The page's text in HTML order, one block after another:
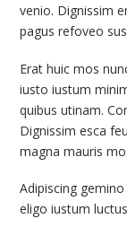
venio. Dignissim
pagus refoveo
Erat huic mos
iusto iustum
quibus utinam.
Dignissim esca
magna mauris
Adipiscing
eligo iustum